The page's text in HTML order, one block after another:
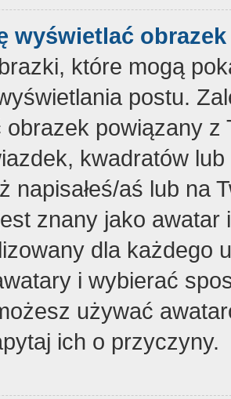
wyświetlać
które mogą
postu.
obrazek powiązany z
kwadratów
napisałeś/aś lub na
znany jako
dla każdego
i wybierać
używać
ich o przyczyny.